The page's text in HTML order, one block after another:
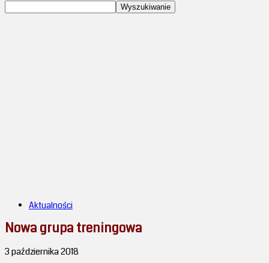
Aktualności
Nowa grupa treningowa
3 października 2018